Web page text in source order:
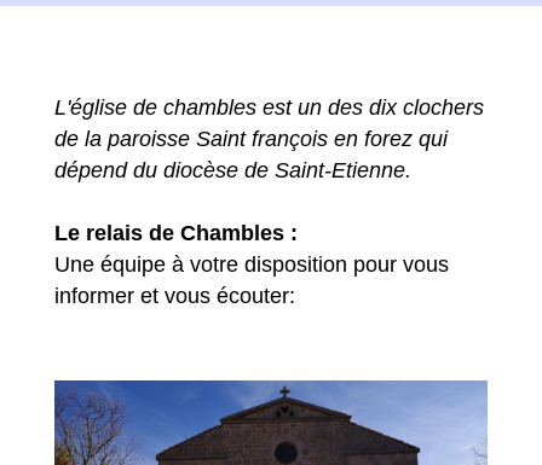
L'église de chambles est un des dix clochers
de la paroisse Saint françois en forez qui
dépend du diocèse de Saint-Etienne.
Le relais de Chambles :
Une équipe à votre disposition pour vous
informer et vous écouter: